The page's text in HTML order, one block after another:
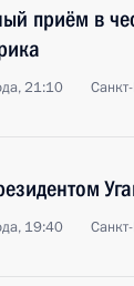
приём в
21:10
19:40